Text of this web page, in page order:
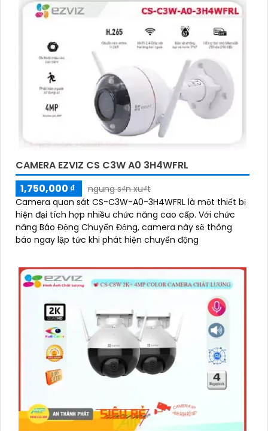
CAMERA EZVIZ CS C3W A0 3H4WFRL
1,750,000 ₫
ngung s₫n xu₫t
Camera quan sát CS-C3W-A0-3H4WFRL là một thiết bị
hiện đại tích hợp nhiều chức năng cao cấp. Với chức
năng Báo Động Chuyển Động, camera này sẽ thông
báo ngay lập tức khi phát hiện chuyển động